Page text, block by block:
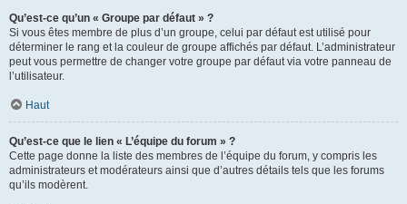
Qu’est-ce qu’un « Groupe par défaut » ?
Si vous êtes membre de plus d’un groupe, celui par défaut est utilisé pour
déterminer le rang et la couleur de groupe affichés par défaut. L’administrateur
peut vous permettre de changer votre groupe par défaut via votre panneau de
l’utilisateur.
Haut
Qu’est-ce que le lien « L’équipe du forum » ?
Cette page donne la liste des membres de l’équipe du forum, y compris les
administrateurs et modérateurs ainsi que d’autres détails tels que les forums
qu’ils modèrent.